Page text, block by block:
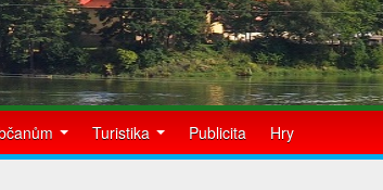
Turistika Publicita Hry